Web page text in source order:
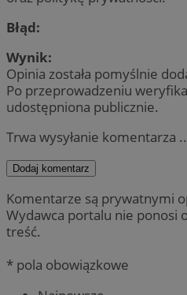
Błąd:
Wynik:
Opinia została pomyślnie
Po przeprowadzeniu
udostępniona publicznie.
Trwa wysyłanie komentarza
Dodaj komentarz
Komentarze są prywatnymi
Wydawca portalu nie ponosi
treść.
* pola obowiązkowe